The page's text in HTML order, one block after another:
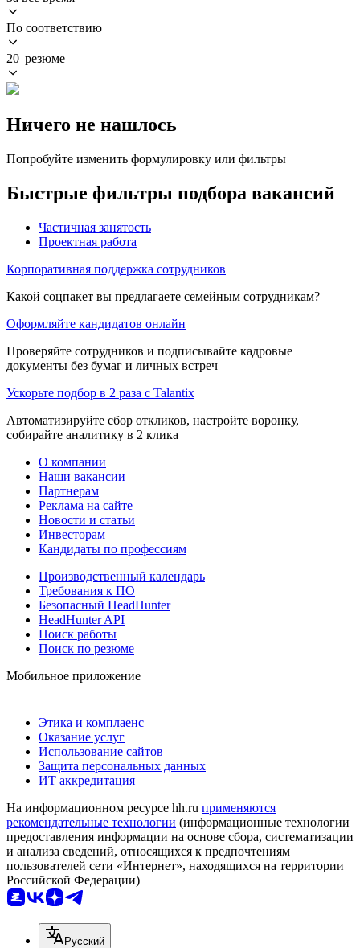
По соответствию
20 резюме
Ничего не нашлось
Попробуйте изменить формулировку или фильтры
Быстрые фильтры подбора вакансий
Частичная занятость
Проектная работа
Корпоративная поддержка сотрудников
Какой соцпакет вы предлагаете семейным сотрудникам?
Оформляйте кандидатов онлайн
Проверяйте сотрудников и подписывайте кадровые
документы без бумаг и личных встреч
Ускорьте подбор в 2 раза с Talantix
Автоматизируйте сбор откликов, настройте воронку,
собирайте аналитику в 2 клика
О компании
Наши вакансии
Партнерам
Реклама на сайте
Новости и статьи
Инвесторам
Кандидаты по профессиям
Производственный календарь
Требования к ПО
Безопасный HeadHunter
HeadHunter API
Поиск работы
Поиск по резюме
Мобильное приложение
Этика и комплаенс
Оказание услуг
Использование сайтов
Защита персональных данных
ИТ аккредитация
На информационном ресурсе hh.ru применяются
рекомендательные технологии (информационные технологии
предоставления информации на основе сбора, систематизации
и анализа сведений, относящихся к предпочтениям
пользователей сети «Интернет», находящихся на территории
Российской Федерации)
Русский